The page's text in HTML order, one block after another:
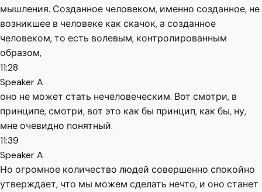
мышления. Созданное человеком, именно созданное, не
возникшее в человеке как скачок, а созданное
человеком, то есть волевым, контролированным
образом,
11:28
Speaker A
оно не может стать нечеловеческим. Вот смотри, в
принципе, смотри, вот это как бы принцип, как бы, ну,
мне очевидно понятный.
11:39
Speaker A
Но огромное количество людей совершенно спокойно
утверждает, что мы можем сделать нечто, и оно станет